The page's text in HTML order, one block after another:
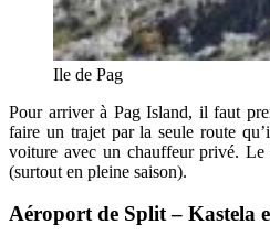
Ile de Pag
Pour arriver à Pag Island, il faut
faire un trajet par la seule route
voiture avec un chauffeur privé.
(surtout en pleine saison).
Aéroport de Split – Kastela